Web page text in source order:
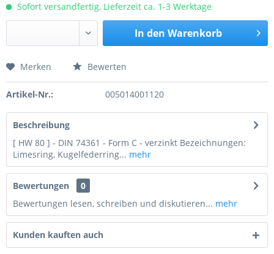
Sofort versandfertig, Lieferzeit ca. 1-3 Werktage
In den Warenkorb
Preis anfragen
Merken Bewerten
Artikel-Nr.: 005014001120
Beschreibung
[ HW 80 ] - DIN 74361 - Form C - verzinkt Bezeichnungen:
Limesring, Kugelfederring... mehr
Bewertungen
0
Bewertungen lesen, schreiben und diskutieren... mehr
Kunden kauften auch